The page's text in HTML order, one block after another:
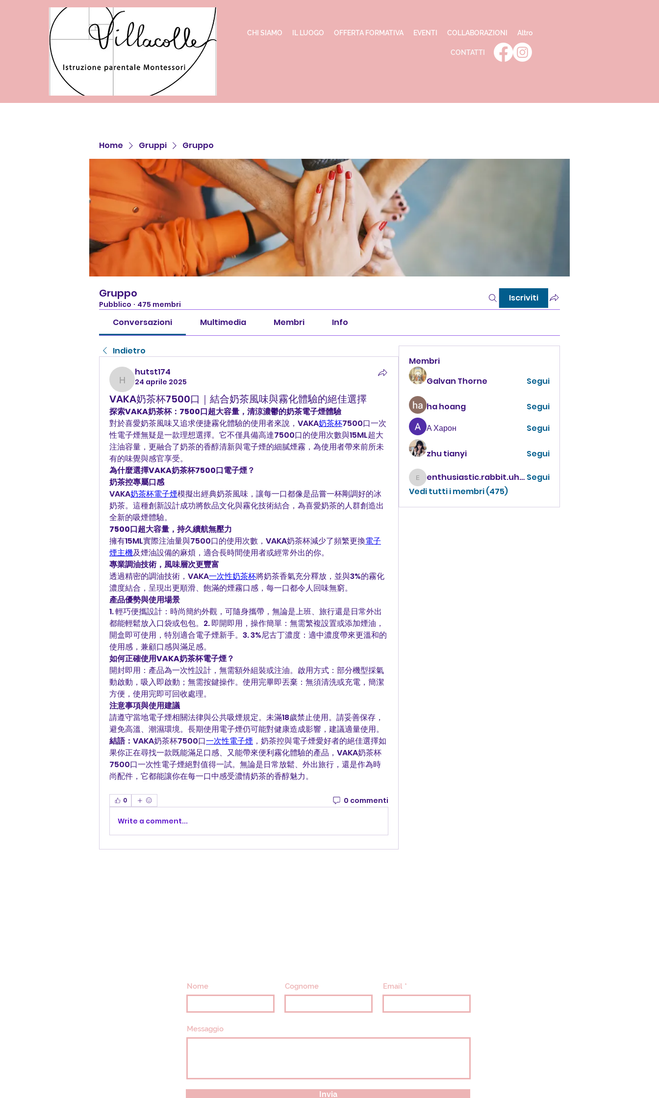
CHI SIAMO IL LUOGO OFFERTA FORMATIVA EVENTI COLLABORAZIONI Altro
CONTATTI
Home Gruppi Gruppo
Gruppo
Pubblico · 475 membri
Iscriviti
Conversazioni Multimedia Membri Info
Indietro
hutst174
hutst174
24 aprile 2025
VAKA奶茶杯7500口｜結合奶茶風味與霧化體驗的絕佳選擇
探索VAKA奶茶杯：7500口超大容量，清涼濃鬱的奶茶電子煙體驗
對於喜愛奶茶風味又追求便捷霧化體驗的使用者來說，VAKA奶茶杯7500口一次
性電子煙無疑是一款理想選擇。它不僅具備高達7500口的使用次數與15ML超大
注油容量，更融合了奶茶的香醇清新與電子煙的細膩煙霧，為使用者帶來前所未
有的味覺與感官享受。
為什麼選擇VAKA奶茶杯7500口電子煙？
奶茶控專屬口感
VAKA奶茶杯電子煙模擬出經典奶茶風味，讓每一口都像是品嘗一杯剛調好的冰
奶茶。這種創新設計成功將飲品文化與霧化技術結合，為喜愛奶茶的人群創造出
全新的吸煙體驗。
7500口超大容量，持久續航無壓力
擁有15ML實際注油量與7500口的使用次數，VAKA奶茶杯減少了頻繁更換電子
煙主機及煙油設備的麻煩，適合長時間使用者或經常外出的你。
專業調油技術，風味層次更豐富
透過精密的調油技術，VAKA一次性奶茶杯將奶茶香氣充分釋放，並與3%的霧化
濃度結合，呈現出更順滑、飽滿的煙霧口感，每一口都令人回味無窮。
產品優勢與使用場景
1. 輕巧便攜設計：時尚簡約外觀，可隨身攜帶，無論是上班、旅行還是日常外出
都能輕鬆放入口袋或包包。2. 即開即用，操作簡單：無需繁複設置或添加煙油，
開盒即可使用，特別適合電子煙新手。3. 3%尼古丁濃度：適中濃度帶來更溫和的
使用感，兼顧口感與滿足感。
如何正確使用VAKA奶茶杯電子煙？
開封即用：產品為一次性設計，無需額外組裝或注油。啟用方式：部分機型採氣
動啟動，吸入即啟動；無需按鍵操作。使用完畢即丟棄：無須清洗或充電，簡潔
方便，使用完即可回收處理。
注意事項與使用建議
請遵守當地電子煙相關法律與公共吸煙規定。未滿18歲禁止使用。請妥善保存，
避免高溫、潮濕環境。長期使用電子煙仍可能對健康造成影響，建議適量使用。
結語： VAKA奶茶杯7500口一次性電子煙 ，奶茶控與電子煙愛好者的絕佳選擇如
果你正在尋找一款既能滿足口感、又能帶來便利霧化體驗的產品，VAKA奶茶杯
7500口一次性電子煙絕對值得一試。無論是日常放鬆、外出旅行，還是作為時
尚配件，它都能讓你在每一口中感受濃情奶茶的香醇魅力。
0 0 commenti
Write a comment...
Membri
Galvan Thorne
Segui
ha hoang
Segui
А Харон
Segui
zhu tianyi Segui
enthusiastic.rabbit.uhur enthusiastic.rabbit.uhur Segui
Vedi tutti i membri (475)
Nome Cognome Email
Messaggio
Invia